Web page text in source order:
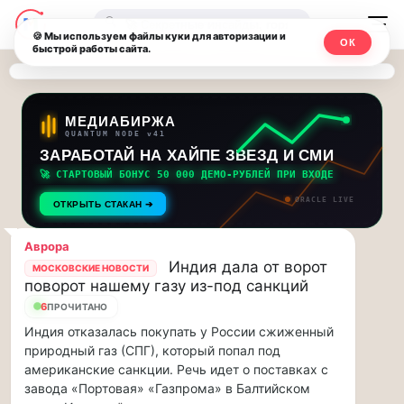
Последние
новости
и
обновления
потока:
Друзья,
приглашаем
на
музыкальную
прогулку
по
Москве
Чайковского!…
Друзья,
приглашаем
на
музыкальную
Москвичи.net
—
Главный
столичный
чат-
мессенджер,
новости
и
инсайды
Москвы
🔍
МЕДИАБИРЖА
QUANTUM NODE v41
ЗАРАБОТАЙ НА ХАЙПЕ ЗВЕЗД И СМИ
🚀 СТАРТОВЫЙ БОНУС 50 000 ДЕМО-РУБЛЕЙ ПРИ ВХОДЕ
ОТКРЫТЬ СТАКАН ➔ ORACLE LIVE
Аврора
МОСКОВСКИЕ НОВОСТИ
Индия дала от ворот
поворот нашему газу из-под санкций
6ПРОЧИТАНО
Индия отказалась покупать у России сжиженный
природный газ (СПГ), который попал под
американские санкции. Речь идет о поставках с
завода «Портовая» «Газпрома» в Балтийском
🍪 Мы используем файлы куки для авторизации и
быстрой работы сайта.
ОК